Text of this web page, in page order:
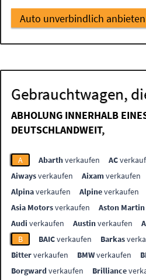
Auto unverbindlich
Gebrauchtwagen,
ABHOLUNG INNERHALB
DEUTSCHLANDWEIT,
A Abarthverkaufen AC
Aiwaysverkaufen Aixamverkaufen
Alpinaverkaufen Alpineverkaufen
Asia Motorsverkaufen Aston Martin
Audi verkaufen Austinverkaufen
B
BAICverkaufen Barkas
Bitterverkaufen BMWverkaufen
Borgwardverkaufen Brilliance